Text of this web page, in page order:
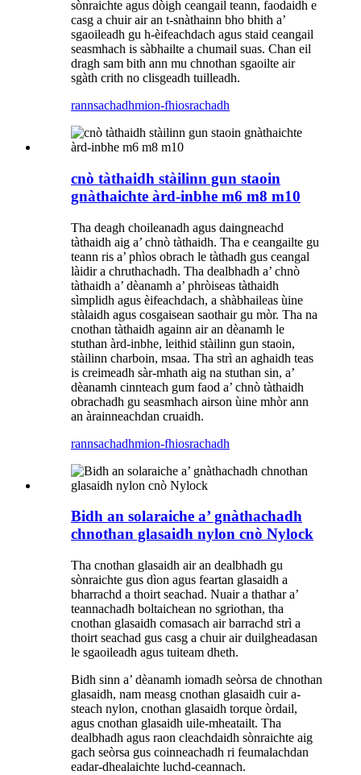
sònraichte agus dòigh ceangail teann, faodaidh e
casg a chuir air an t-snàthainn bho bhith a’
sgaoileadh gu h-èifeachdach agus staid ceangail
seasmhach is sàbhailte a chumail suas. Chan eil
dragh sam bith ann mu chnothan sgaoilte air
sgàth crith no clisgeadh tuilleadh.
rannsachadhmion-fhiosrachadh
cnò tàthaidh stàilinn gun staoin
gnàthaichte àrd-inbhe m6 m8 m10
Tha deagh choileanadh agus daingneachd
tàthaidh aig a’ chnò tàthaidh. Tha e ceangailte gu
teann ris a’ phìos obrach le tàthadh gus ceangal
làidir a chruthachadh. Tha dealbhadh a’ chnò
tàthaidh a’ dèanamh a’ phròiseas tàthaidh
sìmplidh agus èifeachdach, a shàbhaileas ùine
stàlaidh agus cosgaisean saothair gu mòr. Tha na
cnothan tàthaidh againn air an dèanamh le
stuthan àrd-inbhe, leithid stàilinn gun staoin,
stàilinn charboin, msaa. Tha strì an aghaidh teas
is creimeadh sàr-mhath aig na stuthan sin, a’
dèanamh cinnteach gum faod a’ chnò tàthaidh
obrachadh gu seasmhach airson ùine mhòr ann
an àrainneachdan cruaidh.
rannsachadhmion-fhiosrachadh
Bidh an solaraiche a’ gnàthachadh
chnothan glasaidh nylon cnò Nylock
Tha cnothan glasaidh air an dealbhadh gu
sònraichte gus dìon agus feartan glasaidh a
bharrachd a thoirt seachad. Nuair a thathar a’
teannachadh boltaichean no sgriothan, tha
cnothan glasaidh comasach air barrachd strì a
thoirt seachad gus casg a chuir air duilgheadasan
le sgaoileadh agus tuiteam dheth.
Bidh sinn a’ dèanamh iomadh seòrsa de chnothan
glasaidh, nam measg cnothan glasaidh cuir a-
steach nylon, cnothan glasaidh torque òrdail,
agus cnothan glasaidh uile-mheatailt. Tha
dealbhadh agus raon cleachdaidh sònraichte aig
gach seòrsa gus coinneachadh ri feumalachdan
eadar-dhealaichte luchd-ceannach.